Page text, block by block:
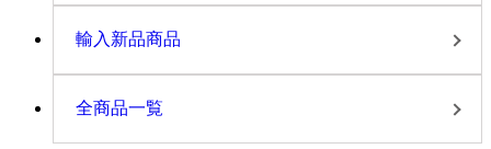
輸入新品商品
全商品一覧